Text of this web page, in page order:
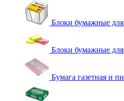
Блоки бумажные для
Блоки бумажные для
Бумага газетная и